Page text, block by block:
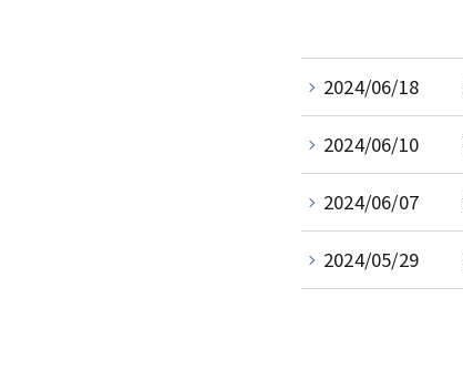
2024/06/18
2024/06/10
2024/06/07
2024/05/29